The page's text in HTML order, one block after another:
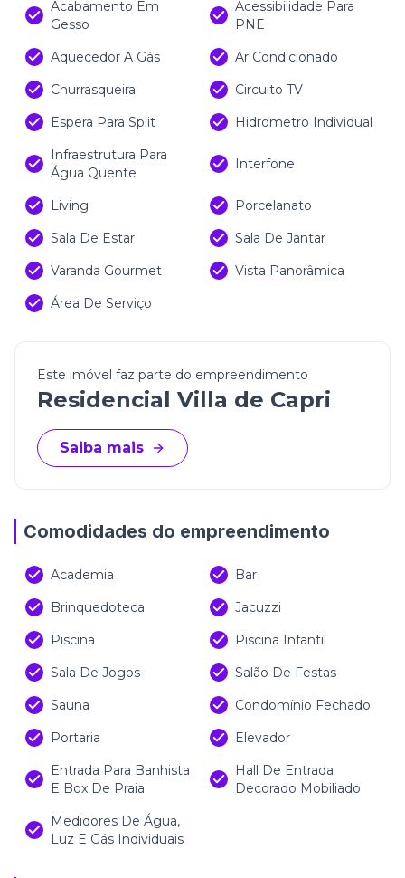
Acabamento Em
Gesso
Acessibilidade Para
PNE
Aquecedor A Gás
Ar Condicionado
Churrasqueira
Circuito TV
Espera Para Split
Hidrometro Individual
Infraestrutura Para
Água Quente
Interfone
Living
Porcelanato
Sala De Estar
Sala De Jantar
Varanda Gourmet
Vista Panorâmica
Área De Serviço
Este imóvel faz parte do empreendimento
Residencial Villa de Capri
Saiba mais
Comodidades do empreendimento
Academia
Bar
Brinquedoteca
Jacuzzi
Piscina
Piscina Infantil
Sala De Jogos
Salão De Festas
Sauna
Condomínio Fechado
Portaria
Elevador
Entrada Para Banhista
E Box De Praia
Hall De Entrada
Decorado Mobiliado
Medidores De Água,
Luz E Gás Individuais